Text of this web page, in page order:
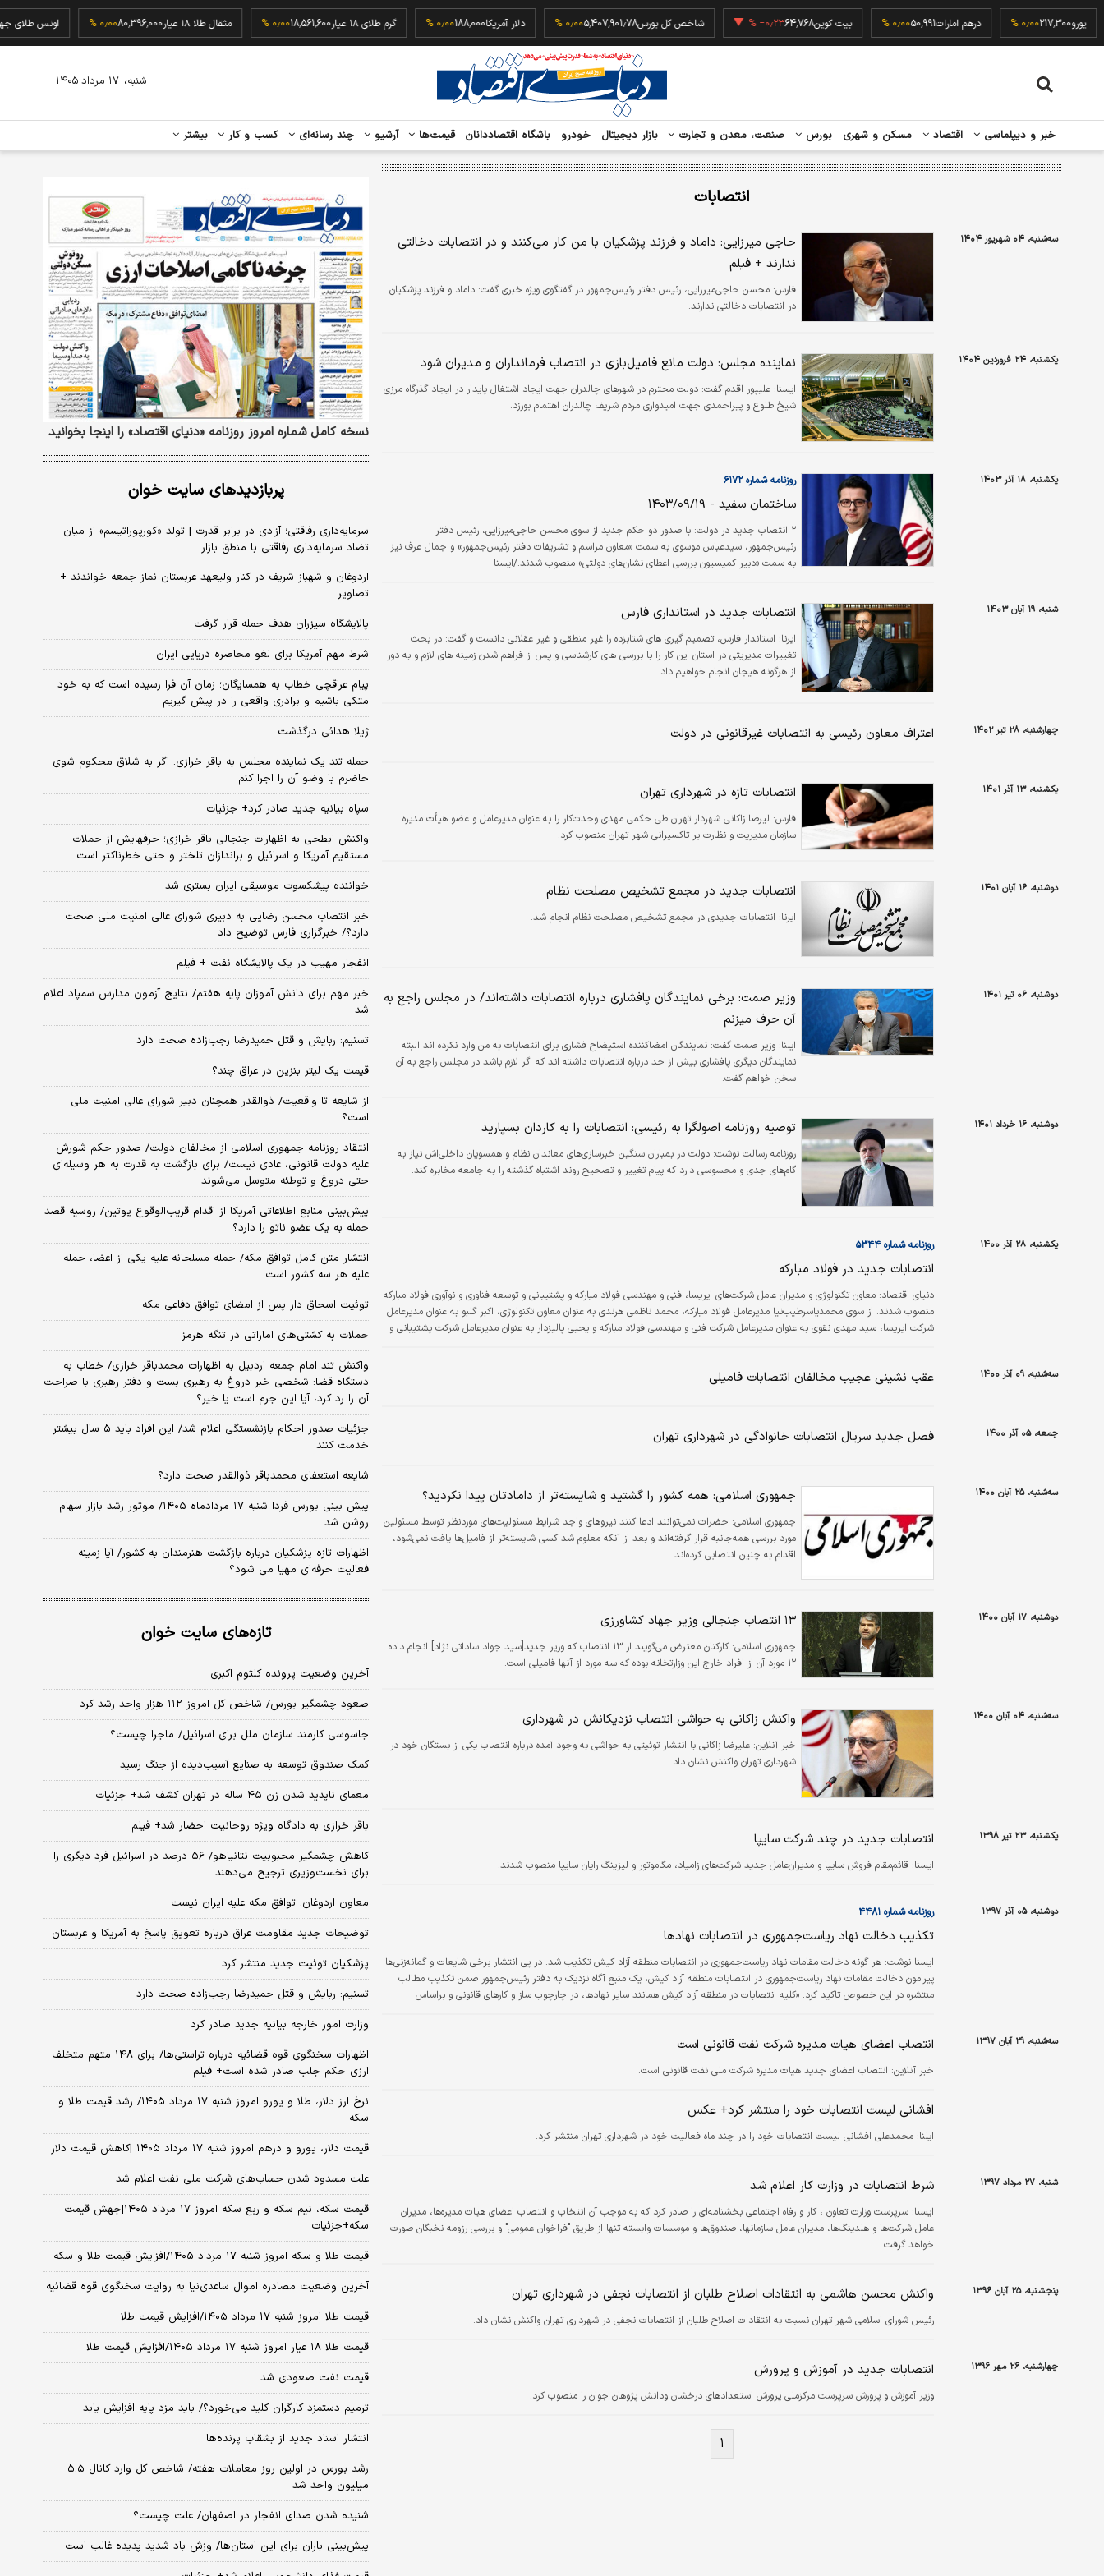
یورو217,300۰٫۰۰ % درهم امارات50,991۰٫۰۰ % بیت کوین64,768 ‎−۰٫۲۳ % شاخص کل بورس5,407,901.78۰٫۰۰ % دلار آمریکا188,000۰٫۰۰ % گرم طلای ۱۸ عیار 18,561,600۰٫۰۰ % مثقال طلا ۱۸ عیار 80,396,000۰٫۰۰ % اونس
خبر و دیپلماسی اقتصاد مسکن و شهری بورس صنعت، معدن و تجارت بازار دیجیتال خودرو باشگاه اقتصاددانان قیمت‌ها آرشیو چند رسانه‌ای کسب و کار بیشتر
شنبه، ۱۷ مرداد ۱۴۰۵
انتصابات
سه‌شنبه، ۰۴ شهریور ۱۴۰۴
حاجی میرزایی: داماد و فرزند پزشکیان با من کار می‌کنند و در انتصابات دخالتی
ندارند + فیلم
فارس: محسن حاجی‌میرزایی، رئیس دفتر رئیس‌جمهور در گفتگوی ویژه خبری گفت: داماد و فرزند پزشکیان
در انتصابات دخالتی ندارند.
یکشنبه، ۲۴ فروردین ۱۴۰۴ نماینده مجلس: دولت مانع فامیل‌بازی در انتصاب فرمانداران و مدیران شود
ایسنا: علیپور اقدم گفت: دولت محترم در شهرهای چالدران جهت ایجاد اشتغال پایدار در ایجاد گذرگاه مرزی
شیخ طلوع و پیراحمدی جهت امیدواری مردم شریف چالدران اهتمام بورزد.
یکشنبه، ۱۸ آذر ۱۴۰۳ روزنامه شماره ۶۱۷۲
ساختمان سفید - ۱۴۰۳/۰۹/۱۹
۲ انتصاب جدید در دولت: با صدور دو حکم جدید از سوی محسن حاجی‌میرزایی، رئیس دفتر
رئیس‌جمهور، سید‌عباس موسوی به سمت «معاون مراسم و تشریفات دفتر رئیس‌جمهور» و جمال عرف نیز
به سمت «دبیر کمیسیون بررسی اعطای نشان‌های دولتی» منصوب شدند‌./ایسنا
شنبه، ۱۹ آبان ۱۴۰۳ انتصابات جدید در استانداری فارس
ایرنا: استاندار فارس، تصمیم گیری های شتابزده را غیر منطقی و غیر عقلانی دانست و گفت: در بحث
تغییرات مدیریتی در استان این کار را با بررسی های کارشناسی و پس از فراهم شدن زمینه های لازم و به دور
از هرگونه هیجان انجام خواهیم داد.
چهارشنبه، ۲۸ تیر ۱۴۰۲ اعتراف معاون رئیسی به انتصابات غیرقانونی در دولت
یکشنبه، ۱۳ آذر ۱۴۰۱ انتصابات تازه در شهرداری تهران
فارس: لیرضا زاکانی شهردار تهران طی حکمی مهدی وحدت‌کار را به عنوان مدیرعامل و عضو هیأت مدیره
سازمان مدیریت و نظارت بر تاکسیرانی شهر تهران منصوب کرد.
دوشنبه، ۱۶ آبان ۱۴۰۱ انتصابات جدید در مجمع تشخیص مصلحت نظام
ایرنا: انتصابات جدیدی در مجمع تشخیص مصلحت نظام انجام شد.
دوشنبه، ۰۶ تیر ۱۴۰۱
وزیر صمت: برخی نمایندگان پافشاری درباره انتصابات داشته‌اند/ در مجلس راجع به
آن حرف میزنم
ایلنا: وزیر صمت گفت: نمایندگان امضاکننده استیضاح فشاری برای انتصابات به من وارد نکرده اند البته
نمایندگان دیگری پافشاری بیش از حد درباره انتصابات داشته اند که اگر لازم باشد در مجلس راجع به آن
سخن خواهم گفت.
دوشنبه، ۱۶ خرداد ۱۴۰۱ توصیه روزنامه اصولگرا به رئیسی: انتصابات را به کاردان بسپارید
روزنامه رسالت نوشت: دولت در بمباران سنگین خبرسازی‌های معاندان نظام و همسویان داخلی‌اش نیاز به
گام‌های جدی و محسوسی دارد که پیام تغییر و تصحیح روند اشتباه گذشته را به جامعه مخابره کند.
یکشنبه، ۲۸ آذر ۱۴۰۰ روزنامه شماره ۵۳۴۴
انتصابات جدید در فولاد مبارکه
دنیای اقتصاد: معاون تکنولوژی و مدیران عامل شرکت‌های ایریسا، فنی و مهندسی فولاد مبارکه و پشتیبانی و توسعه فناوری و نوآوری فولاد مبارکه
منصوب شدند. از سوی محمدیاسرطیب‌نیا مدیرعامل فولاد مبارکه، محمد ناظمی هرندی به عنوان معاون تکنولوژی، اکبر گلبو به عنوان مدیرعامل
شرکت ایریسا، سید مهدی نقوی به عنوان مدیرعامل شرکت فنی و مهندسی فولاد مبارکه و یحیی پالیزدار به عنوان مدیرعامل شرکت پشتیبانی و
سه‌شنبه، ۰۹ آذر ۱۴۰۰ عقب نشینی عجیب مخالفان انتصابات فامیلی
جمعه، ۰۵ آذر ۱۴۰۰ فصل جدید سریال انتصابات خانوادگی در شهرداری تهران
سه‌شنبه، ۲۵ آبان ۱۴۰۰ جمهوری اسلامی: همه کشور را گشتید و شایسته‌تر از دامادتان پیدا نکردید؟
جمهوری اسلامی: حضرات نمی‌توانند ادعا کنند نیروهای واجد شرایط مسئولیت‌های موردنظر توسط مسئولین
مورد بررسی همه‌جانبه قرار گرفته‌اند و بعد از آنکه معلوم شد کسی شایسته‌تر از فامیل‌ها یافت نمی‌شود،
اقدام به چنین انتصابی کرده‌اند.
دوشنبه، ۱۷ آبان ۱۴۰۰ ۱۳ انتصاب جنجالی وزیر جهاد کشاورزی
جمهوری اسلامی:
کارکنان معترض می‌گویند از ۱۳ انتصاب که وزیر جدید[سید جواد ساداتی نژاد] انجام داده
۱۲ مورد آن از افراد خارج این وزارتخانه بوده که سه مورد از آنها فامیلی است.
سه‌شنبه، ۰۴ آبان ۱۴۰۰ واکنش زاکانی به حواشی انتصاب نزدیکانش در شهرداری
خبر آنلاین: علیرضا زاکانی با انتشار توئیتی به حواشی به وجود آمده درباره انتصاب یکی از بستگان خود در
شهرداری تهران واکنش نشان داد.
یکشنبه، ۲۳ تیر ۱۳۹۸ انتصابات جدید در چند شرکت سایپا
ايسنا: قائم‌مقام فروش سایپا و مدیران‌عامل جدید شرکت‌های زامیاد، مگاموتور و لیزینگ رایان سایپا منصوب شدند.
دوشنبه، ۰۵ آذر ۱۳۹۷ روزنامه شماره ۴۴۸۱
تکذیب دخالت نهاد ریاست‌جمهوری در انتصابات نهادها
ایسنا نوشت: هر گونه دخالت مقامات نهاد ریاست‌جمهوری در انتصابات منطقه آزاد کیش تکذیب شد. در پی انتشار برخی شایعات و گمانه‌زنی‌ها
پیرامون دخالت مقامات نهاد ریاست‌جمهوری در انتصابات منطقه آزاد کیش، یک منبع آگاه نزدیک به دفتر رئیس‌جمهور ضمن تکذیب مطالب
منتشره در این خصوص تاکید کرد: «کلیه انتصابات در منطقه آزاد کیش همانند سایر نهادها، در چارچوب ساز و کارهای قانونی و براساس
سه‌شنبه، ۲۹ آبان ۱۳۹۷ انتصاب اعضای هیات مدیره شرکت نفت قانونی است
خبر آنلاین: انتصاب اعضای جدید هیات مدیره شرکت ملی نفت قانونی است.
افشانی لیست انتصابات خود را منتشر کرد+ عکس
ایلنا: محمدعلی افشانی لیست انتصابات خود را در چند ماه فعالیت خود در شهرداری تهران منتشر کرد.
شنبه، ۲۷ مرداد ۱۳۹۷ شرط انتصابات در وزارت کار اعلام شد
ايسنا: سرپرست وزارت تعاون ، کار و رفاه اجتماعی بخشنامه‌ای را صادر کرد که به موجب آن انتخاب و انتصاب اعضای هیات مدیره‌ها، مدیران
عامل شرکت‌ها و هلدینگ‌ها، مدیران عامل سازمانها، صندوق‌ها و موسسات وابسته ‌تنها از طریق "فراخوان عمومی" و بررسی رزومه نخبگان صورت
خواهد گرفت.
پنجشنبه، ۲۵ آبان ۱۳۹۶ واکنش محسن هاشمی به انتقادات اصلاح طلبان از انتصابات نجفی در شهرداری تهران
رئیس شورای اسلامی شهر تهران نسبت به انتقادات اصلاح طلبان از انتصابات نجفی در شهرداری تهران واکنش نشان داد.
چهارشنبه، ۲۶ مهر ۱۳۹۶ انتصابات جدید در آموزش و پرورش
وزیر آموزش و پرورش سرپرست مرکزملی پرورش استعدادهای درخشان ودانش پژوهان جوان را منصوب کرد.
۱
نسخه کامل شماره امروز روزنامه «دنیای‌ اقتصاد» را اینجا بخوانید
پربازدیدهای سایت خوان
سرمایه‌داری رفاقتی؛ آزادی در برابر قدرت | تولد «کورپوراتیسم» از میان
تضاد سرمایه‌داری رفاقتی با منطق بازار
اردوغان و شهباز شریف در کنار ولیعهد عربستان نماز جمعه خواندند +
تصاویر
پالایشگاه سیزران هدف حمله قرار گرفت
شرط مهم آمریکا برای لغو محاصره دریایی ایران
پیام عراقچی خطاب به همسایگان؛ زمان آن فرا رسیده است که به خود
متکی باشیم و برادری واقعی را در پیش گیریم
ژیلا هدائی درگذشت
حمله تند یک نماینده مجلس به باقر خرازی: اگر به شلاق محکوم شوی
حاضرم با وضو آن را اجرا کنم
سپاه بیانیه جدید صادر کرد+ جزئیات
واکنش ابطحی به اظهارات جنجالی باقر خرازی؛ حرفهایش از حملات
مستقیم آمریکا و اسرائیل و براندازان تلختر و حتی خطرناکتر است
خواننده پیشکسوت موسیقی ایران بستری شد
خبر انتصاب محسن رضایی به دبیری شورای عالی امنیت ملی صحت
دارد؟/ خبرگزاری فارس توضیح داد
انفجار مهیب در یک پالایشگاه نفت + فیلم
خبر مهم برای دانش آموزان پایه هفتم/ نتایج آزمون مدارس سمپاد اعلام
شد
تسنیم: ربایش و قتل حمیدرضا رجب‌زاده صحت دارد
قیمت یک لیتر بنزین در عراق چند؟
از شایعه تا واقعیت/ ذوالقدر همچنان دبیر شورای ‌عالی امنیت ملی
است؟
انتقاد روزنامه جمهوری اسلامی از مخالفان دولت/ صدور حکم شورش
علیه دولت قانونی، عادی نیست/ برای بازگشت به قدرت به هر وسیله‌ای
حتی دروغ و توطئه متوسل می‌شوند
پیش‌بینی منابع اطلاعاتی آمریکا از اقدام قریب‌الوقوع پوتین/ روسیه قصد
حمله به یک عضو ناتو را دارد؟
انتشار متن کامل توافق مکه/ حمله مسلحانه علیه یکی از اعضا، حمله
علیه هر سه کشور است
توئیت اسحاق دار پس از امضای توافق دفاعی مکه
حملات به کشتی‌های اماراتی در تنگه هرمز
واکنش تند امام جمعه اردبیل به اظهارات محمدباقر خرازی/ خطاب به
دستگاه قضا: شخصی خبر دروغ به رهبری بست و دفتر رهبری با صراحت
آن را رد کرد، آیا این جرم است یا خیر؟
جزئیات صدور احکام بازنشستگی اعلام شد/ این افراد باید ۵ سال بیشتر
خدمت کنند
شایعه استعفای محمدباقر ذوالقدر صحت دارد؟
پیش بینی بورس فردا شنبه ۱۷ مردادماه ۱۴۰۵/ موتور رشد بازار سهام
روشن شد
اظهارات تازه پزشکیان درباره بازگشت هنرمندان به کشور/ آیا زمینه
فعالیت حرفه‌ای مهیا می شود؟
تازه‌های سایت خوان
آخرین وضعیت پرونده کلثوم اکبری
صعود چشمگیر بورس/ شاخص کل امروز ۱۱۲ هزار واحد رشد کرد
جاسوسی کارمند سازمان ملل برای اسرائیل/ ماجرا چیست؟
کمک صندوق توسعه به صنایع آسیب‌دیده از جنگ رسید
معمای ناپدید شدن زن ۴۵ ساله در تهران کشف شد+ جزئیات
باقر خرازی به دادگاه ویژه روحانیت احضار شد+ فیلم
کاهش چشمگیر محبوبیت نتانیاهو/ ۵۶ درصد در اسرائیل فرد دیگری را
برای نخست‌وزیری ترجیح می‌دهند
معاون اردوغان: توافق مکه علیه ایران نیست
توضیحات جدید مقاومت عراق درباره تعویق پاسخ به آمریکا و عربستان
پزشکیان توئیت جدید منتشر کرد
تسنیم: ربایش و قتل حمیدرضا رجب‌زاده صحت دارد
وزارت امور خارجه بیانیه جدید صادر کرد
اظهارات سخنگوی قوه قضائیه درباره تراستی‌ها/ برای ۱۴۸ متهم متخلف
ارزی حکم جلب صادر شده است+ فیلم
نرخ ارز دلار، طلا و یورو امروز شنبه ۱۷ مرداد ۱۴۰۵/ رشد قیمت طلا و
سکه
قیمت دلار، یورو و درهم امروز شنبه ۱۷ مرداد ۱۴۰۵ |کاهش قیمت دلار
علت مسدود شدن حساب‌های شرکت ملی نفت اعلام شد
قیمت سکه، نیم سکه و ربع سکه امروز ۱۷ مرداد ۱۴۰۵|جهش قیمت
سکه+جزئیات
قیمت طلا و سکه امروز شنبه ۱۷ مرداد ۱۴۰۵/افزایش قیمت طلا و سکه
آخرین وضعیت مصادره اموال ساعدی‌نیا به روایت سخنگوی قوه قضائیه
قیمت طلا امروز شنبه ۱۷ مرداد ۱۴۰۵/افزایش قیمت طلا
قیمت طلا ۱۸ عیار امروز شنبه ۱۷ مرداد ۱۴۰۵/افزایش قیمت طلا
قیمت نفت صعودی شد
ترمیم دستمزد کارگران کلید می‌خورد؟/ باید مزد پایه افزایش یابد
انتشار اسناد جدید از بشقاب پرنده‌ها
رشد بورس در اولین روز معاملات هفته/ شاخص کل وارد کانال ۵.۵
میلیون واحد شد
شنیده شدن صدای انفجار در اصفهان/ علت چیست؟
پیش‌بینی باران برای این استان‌ها/ وزش باد شدید پدیده غالب است